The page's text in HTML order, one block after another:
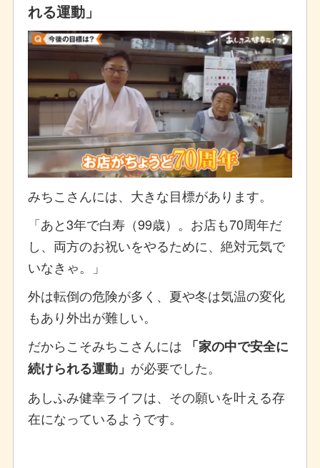
れる運動」
みちこさんには、大きな目標があります。
「あと3年で白寿（99歳）。お店も70周年だ
し、両方のお祝いをやるために、絶対元気で
いなきゃ。」
外は転倒の危険が多く、夏や冬は気温の変化
もあり外出が難しい。
だからこそみちこさんには
「家の中で安全に
続けられる運動」 が必要でした。
あしふみ健幸ライフは、その願いを叶える存
在になっているようです。